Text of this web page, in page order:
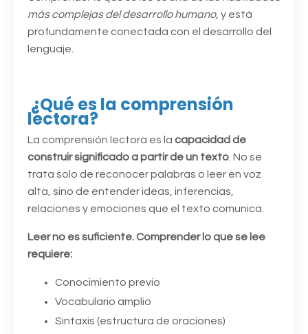
más complejas del desarrollo humano, y está
profundamente conectada con el desarrollo del
lenguaje.
¿Qué es la comprensión
lectora?
La comprensión lectora es la capacidad de
construir significado a partir de un texto . No se
trata solo de reconocer palabras o leer en voz
alta, sino de entender ideas, inferencias,
relaciones y emociones que el texto comunica.
Leer no es suficiente. Comprender lo que se lee
requiere:
Conocimiento previo
Vocabulario amplio
Sintaxis (estructura de oraciones)